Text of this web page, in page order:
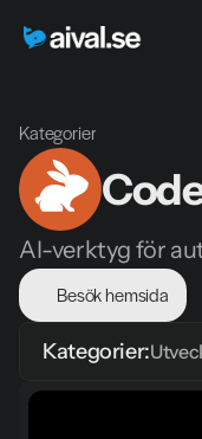
Kategorier
AI-verktyg för
Besök hemsida
Kategorier: